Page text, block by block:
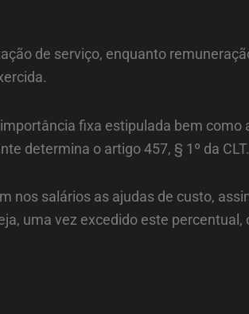
de serviço, enquanto
fixa estipulada bem
determina o artigo 457, § 1º da CLT.
nos salários as ajudas de custo,
uma vez excedido este